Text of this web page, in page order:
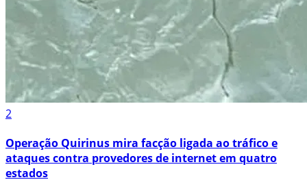
2
Operação Quirinus mira facção ligada ao tráfico e
ataques contra provedores de internet em quatro
estados